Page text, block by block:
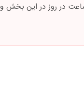
در ویوا بت اعتیادآور است. آمار مارس 2025 نشان می دهد 25 درصد کاربران بیش از 5 ساعت در